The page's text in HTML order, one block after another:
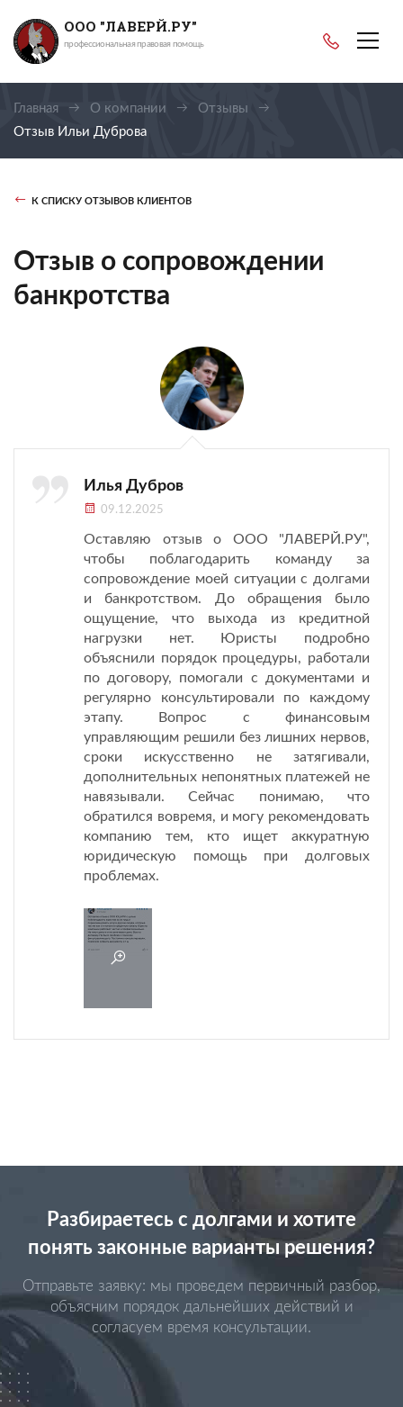
ООО "ЛАВЕРЙ.РУ"
профессиональная правовая помощь
Главная О компании
Отзывы
Отзыв Ильи Дуброва
К СПИСКУ ОТЗЫВОВ КЛИЕНТОВ
Отзыв о сопровождении
банкротства
Илья Дубров
09.12.2025
Оставляю отзыв о ООО "ЛАВЕРЙ.РУ",
чтобы поблагодарить команду за
сопровождение моей ситуации с долгами
и банкротством. До обращения было
ощущение, что выхода из кредитной
нагрузки нет. Юристы подробно
объяснили порядок процедуры, работали
по договору, помогали с документами и
регулярно консультировали по каждому
этапу. Вопрос с финансовым
управляющим решили без лишних нервов,
сроки искусственно не затягивали,
дополнительных непонятных платежей не
навязывали. Сейчас понимаю, что
обратился вовремя, и могу рекомендовать
компанию тем, кто ищет аккуратную
юридическую помощь при долговых
проблемах.
Разбираетесь с долгами и хотите
понять законные варианты решения?
Отправьте заявку: мы проведем первичный разбор,
объясним порядок дальнейших действий и
согласуем время консультации.